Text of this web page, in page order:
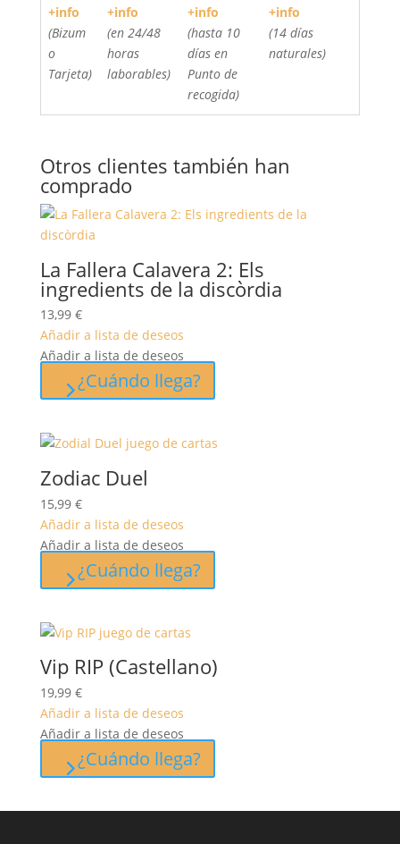
+info
(Bizum
o
Tarjeta)
+info
(en 24/48
horas
laborables)
+info
(hasta 10
días en
Punto de
recogida)
+info
(14 días
naturales)
Otros clientes también han
comprado
La Fallera Calavera 2: Els
ingredients de la discòrdia
13,99 €
Añadir a lista de deseos
Añadir a lista de deseos
¿Cuándo llega?
Zodiac Duel
15,99 €
Añadir a lista de deseos
Añadir a lista de deseos
¿Cuándo llega?
Vip RIP (Castellano)
19,99 €
Añadir a lista de deseos
Añadir a lista de deseos
¿Cuándo llega?